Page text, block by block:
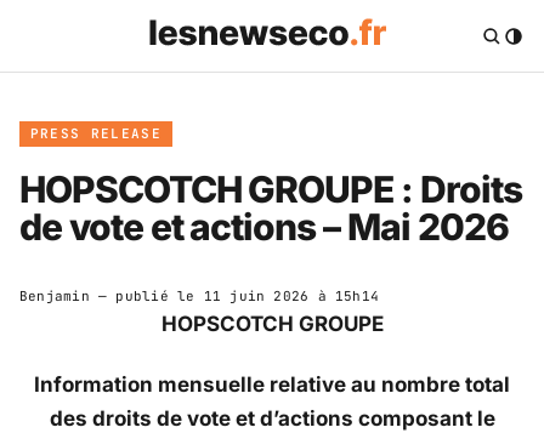
PRESS RELEASE
HOPSCOTCH GROUPE : Droits
de vote et actions – Mai 2026
Benjamin — publié le 11 juin 2026 à 15h14
HOPSCOTCH GROUPE
Information mensuelle relative au nombre total
des droits de vote et d’actions composant le